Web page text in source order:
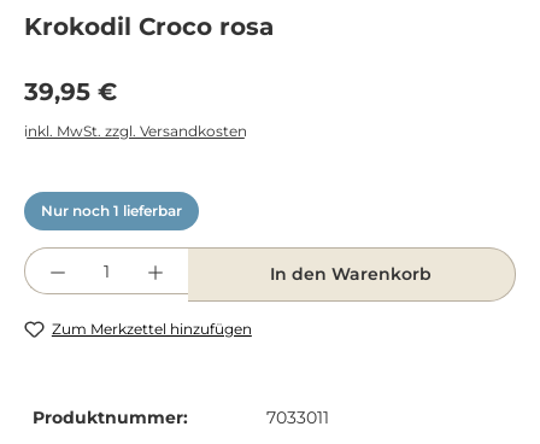
Krokodil Croco rosa
Regulärer Preis:
39,95 €
inkl. MwSt. zzgl. Versandkosten
Nur noch 1 lieferbar
Produkt Anzahl: Gib den gewünschten
In den Warenkorb
Zum Merkzettel hinzufügen
Produktnummer:
7033011